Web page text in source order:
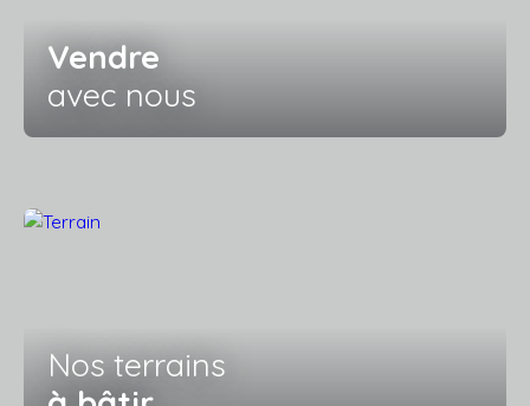
Vendre
avec nous
Nos terrains